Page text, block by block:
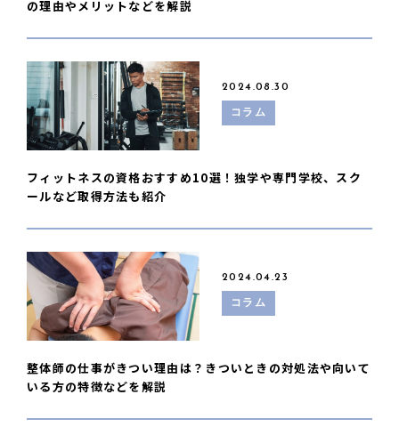
の理由やメリットなどを解説
2024.08.30
コラム
フィットネスの資格おすすめ10選！独学や専門学校、スク
ールなど取得方法も紹介
2024.04.23
コラム
整体師の仕事がきつい理由は？きついときの対処法や向いて
いる方の特徴などを解説